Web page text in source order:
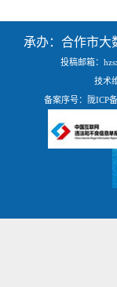
承办：合作市大
投稿邮箱：
技术
备案序号：
陇ICP